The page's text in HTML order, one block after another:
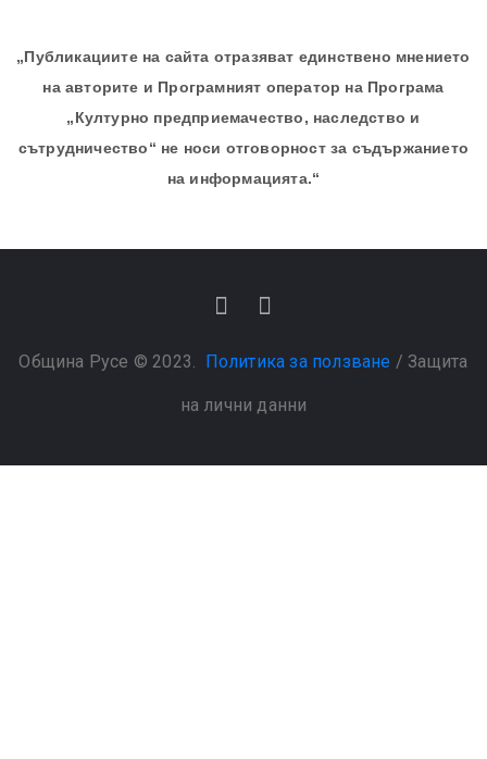
„Публикациите на сайта отразяват единствено мнението
на авторите и Програмният оператор на Програма
„Културно предприемачество, наследство и
сътрудничество“ не носи отговорност за съдържанието
на информацията.“
Община Русе © 2023. Политика за ползване / Защита
на лични данни